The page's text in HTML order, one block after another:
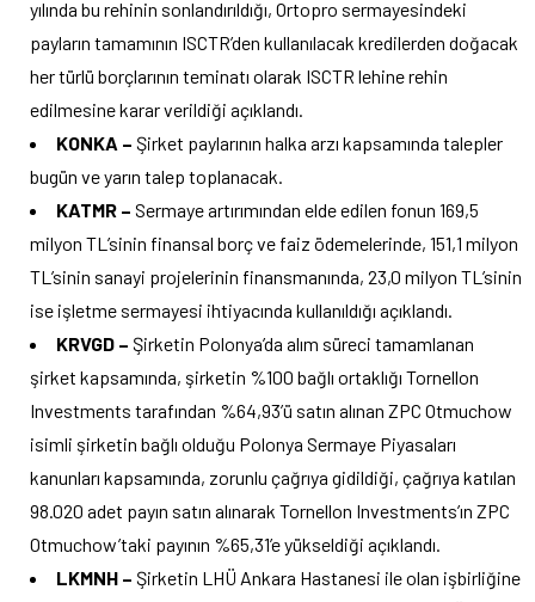
yılında bu rehinin sonlandırıldığı, Ortopro sermayesindeki
payların tamamının ISCTR’den kullanılacak kredilerden doğacak
her türlü borçlarının teminatı olarak ISCTR lehine rehin
edilmesine karar verildiği açıklandı.
KONKA – Şirket paylarının halka arzı kapsamında talepler
bugün ve yarın talep toplanacak.
KATMR – Sermaye artırımından elde edilen fonun 169,5
milyon TL’sinin finansal borç ve faiz ödemelerinde, 151,1 milyon
TL’sinin sanayi projelerinin finansmanında, 23,0 milyon TL’sinin
ise işletme sermayesi ihtiyacında kullanıldığı açıklandı.
KRVGD – Şirketin Polonya’da alım süreci tamamlanan
şirket kapsamında, şirketin %100 bağlı ortaklığı Tornellon
Investments tarafından %64,93’ü satın alınan ZPC Otmuchow
isimli şirketin bağlı olduğu Polonya Sermaye Piyasaları
kanunları kapsamında, zorunlu çağrıya gidildiği, çağrıya katılan
98.020 adet payın satın alınarak Tornellon Investments’ın ZPC
Otmuchow’taki payının %65,31’e yükseldiği açıklandı.
LKMNH – Şirketin LHÜ Ankara Hastanesi ile olan işbirliğine